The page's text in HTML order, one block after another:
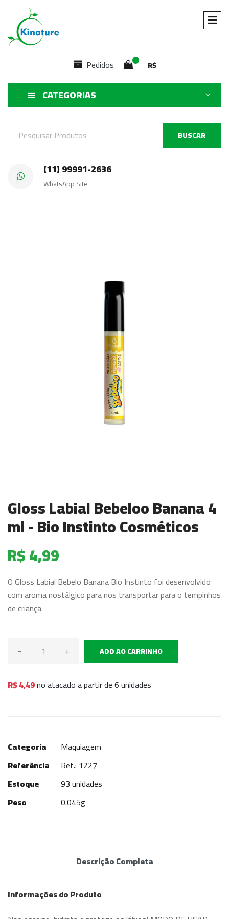
Pedidos R$
CATEGORIAS
BUSCAR
(11) 99991-2636
WhatsApp Site
Gloss Labial Bebeloo Banana 4
ml - Bio Instinto Cosméticos
R$ 4,99
O Gloss Labial Bebelo Banana Bio Instinto foi desenvolvido
com aroma nostálgico para nos transportar para o tempinhos
de criança.
- + ADD AO CARRINHO
R$ 4,49no atacado a partir de 6 unidades
Categoria
Maquiagem
Referência
Ref.: 1227
Estoque
93 unidades
Peso
0.045g
Descrição Completa
Informações do Produto